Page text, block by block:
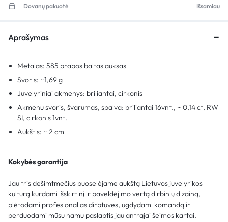
Dovanų pakuotė Išsamiau
Aprašymas
Metalas: 585 prabos baltas auksas
Svoris: ~1,69 g
Juvelyriniai akmenys: briliantai, cirkonis
Akmenų svoris, švarumas, spalva: briliantai 16vnt., ~ 0,14 ct, RW
SI, cirkonis 1vnt.
Aukštis: ~ 2 cm
Kokybės garantija
Jau tris dešimtmečius puoselėjame aukštą Lietuvos juvelyrikos
kultūrą kurdami išskirtinį ir paveldėjimo vertą dirbinių dizainą,
plėtodami profesionalias dirbtuves, ugdydami komandą ir
perduodami mūsų namų paslaptis jau antrajai šeimos kartai.